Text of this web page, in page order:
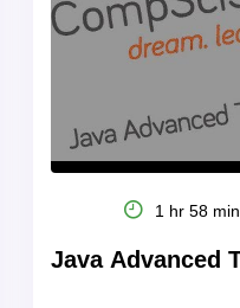
1 hr 58 min
Java Advanced